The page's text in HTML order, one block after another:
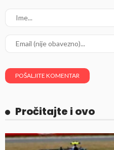
Pročitajte i ovo